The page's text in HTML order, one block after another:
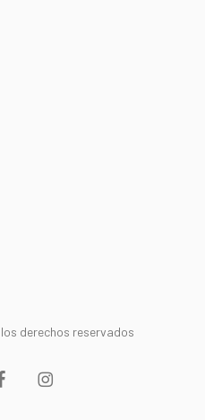
derechos reservados
instagram